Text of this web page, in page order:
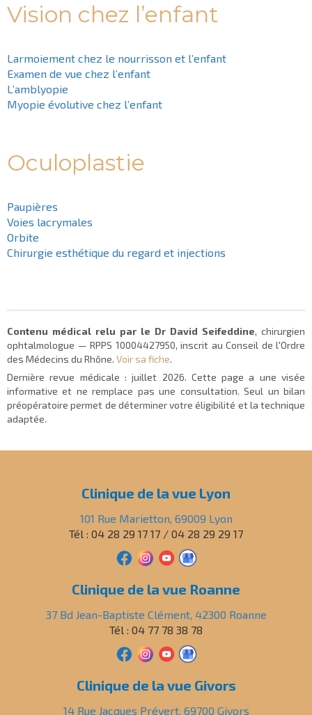
Vision chez l’enfant
Larmoiement chez le nourrisson et l’enfant
Examen de vue chez l’enfant
L’amblyopie
Myopie évolutive chez l’enfant
Oculoplastie
Paupières
Voies lacrymales
Orbite
Chirurgie esthétique du regard et injections
Contenu médical relu par le Dr David Seifeddine, chirurgien
ophtalmologue — RPPS 10004427950, inscrit au Conseil de l'Ordre
des Médecins du Rhône. Voir sa fiche.
Dernière revue médicale :juillet 2026. Cette page a une visée
informative et ne remplace pas une consultation. Seul un bilan
préopératoire permet de déterminer votre éligibilité et la technique
adaptée.
Clinique de la vue Lyon
101 Rue Marietton, 69009 Lyon
Tél : 04 28 29 17 17 / 04 28 29 29 17
Clinique de la vue Roanne
37 Bd Jean-Baptiste Clément, 42300 Roanne
Tél : 04 77 78 38 78
Clinique de la vue Givors
14 Rue Jacques Prévert, 69700 Givors